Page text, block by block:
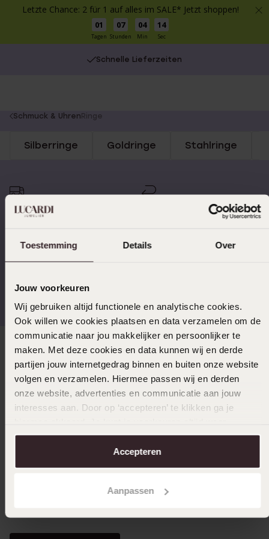
Letzte Chance: 2 für 1 auf alles im SALE* Jetzt shoppen!
01
Tagen
07
Stunden
04
Min
14
Sec
Toestemming Details Over
Jouw voorkeuren
Wij gebruiken altijd functionele en analytische cookies.
Ook willen we cookies plaatsen en data verzamelen om de
communicatie naar jou makkelijker en persoonlijker te
maken. Met deze cookies en data kunnen wij en derde
partijen jouw internetgedrag binnen en buiten onze website
volgen en verzamelen. Hiermee passen wij en derden
onze website, advertenties en communicatie aan jouw
interesses aan. Door op ‘accepteren’ te klikken ga je
aanpassen. Lees er meer over in onscookiebeleid.
Accepteren
Aanpassen
Schnelle Lieferzeiten
You
here:
Schmuck & Uhren Ringe
Silberringe Goldringe Stahlringe
Schnelle Lieferzeiten
14 Tage kostenlos
Kostenloser Versand ab
Direkt zu
Über Lucardi
Kundenservice